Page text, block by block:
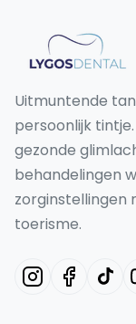
Uitmuntende
persoonlijk
gezonde
behandelingen
zorginstellingen
toerisme.